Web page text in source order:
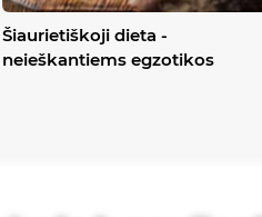
Šiaurietiškoji dieta -
neieškantiems egzotikos